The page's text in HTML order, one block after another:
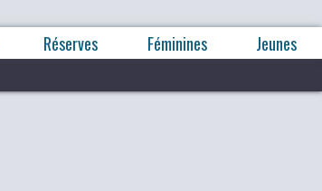
Réserves Féminines Jeunes